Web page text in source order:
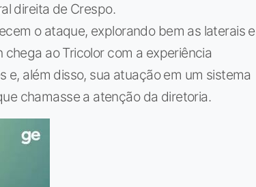
direita de Crespo.
o ataque, explorando bem as laterais e
ao Tricolor com a experiência
além disso, sua atuação em um sistema
chamasse a atenção da diretoria.